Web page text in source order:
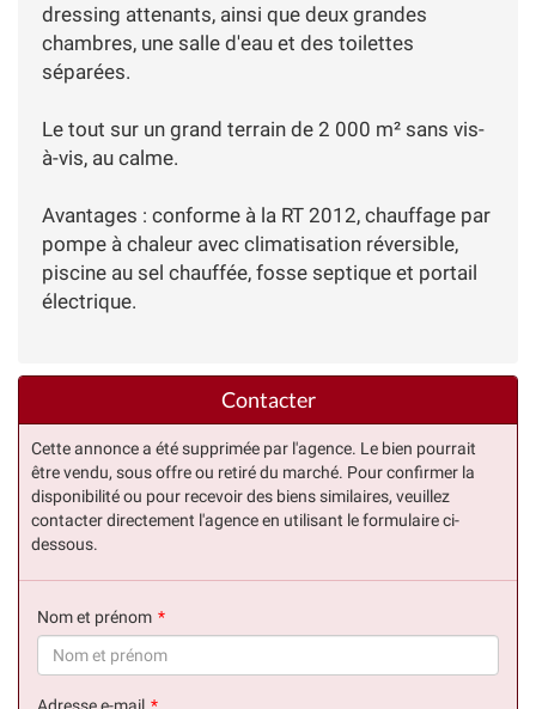
dressing attenants, ainsi que deux grandes
chambres, une salle d'eau et des toilettes
séparées.
Le tout sur un grand terrain de 2 000 m² sans vis-
à-vis, au calme.
Avantages : conforme à la RT 2012, chauffage par
pompe à chaleur avec climatisation réversible,
piscine au sel chauffée, fosse septique et portail
électrique.
Contacter
Cette annonce a été supprimée par l'agence. Le bien pourrait
être vendu, sous offre ou retiré du marché. Pour confirmer la
disponibilité ou pour recevoir des biens similaires, veuillez
contacter directement l'agence en utilisant le formulaire ci-
dessous.
Nom et prénom
Adresse e-mail